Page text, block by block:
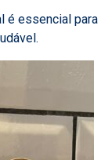
é essencial para